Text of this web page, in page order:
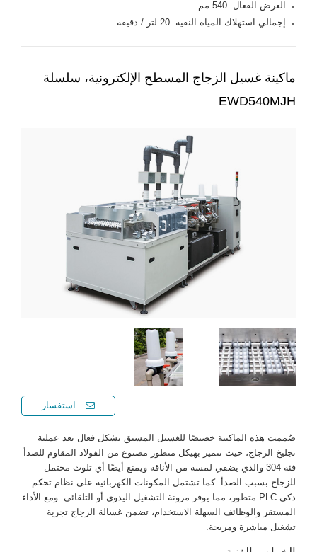
العرض الفعال: 540 مم
إجمالي استهلاك المياه النقية: 20 لتر / دقيقة
ماكينة غسيل الزجاج المسطح الإلكترونية، سلسلة
EWD540MJH
استفسار
صُممت هذه الماكينة خصيصًا للغسيل المسبق بشكل فعال بعد عملية
تجليخ الزجاج، حيث تتميز بهيكل متطور مصنوع من الفولاذ المقاوم للصدأ
فئة 304 والذي يضفي لمسة من الأناقة ويمنع أيضًا أي تلوث محتمل
للزجاج بسبب الصدأ. كما تشتمل المكونات الكهربائية على نظام تحكم
ذكي PLC متطور، مما يوفر مرونة التشغيل اليدوي أو التلقائي. ومع الأداء
المستقر والوظائف السهلة الاستخدام، تضمن غسالة الزجاج تجربة
تشغيل مباشرة ومريحة.